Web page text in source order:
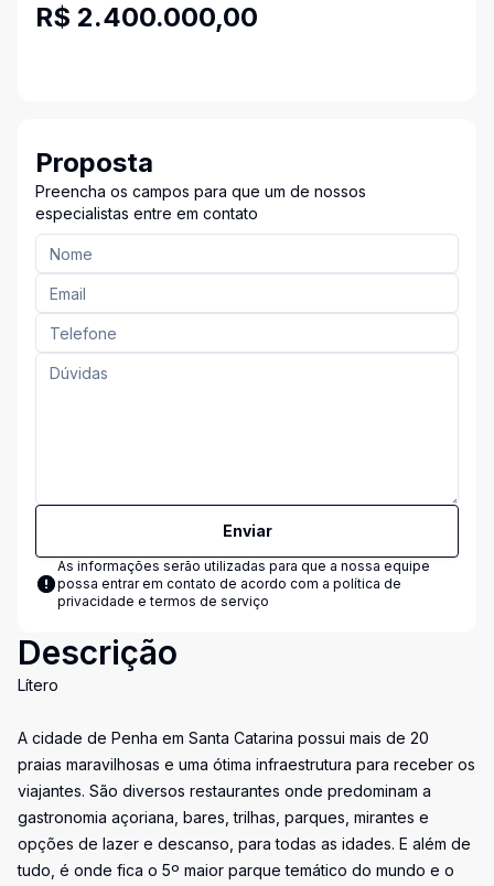
R$ 2.400.000,00
Proposta
Preencha os campos para que um de nossos
especialistas entre em contato
Enviar
As informações serão utilizadas para que a nossa equipe
possa entrar em contato de acordo com a política de
privacidade e termos de serviço
Descrição
Lítero
A cidade de Penha em Santa Catarina possui mais de 20
praias maravilhosas e uma ótima infraestrutura para receber os
viajantes. São diversos restaurantes onde predominam a
gastronomia açoriana, bares, trilhas, parques, mirantes e
opções de lazer e descanso, para todas as idades. E além de
tudo, é onde fica o 5º maior parque temático do mundo e o